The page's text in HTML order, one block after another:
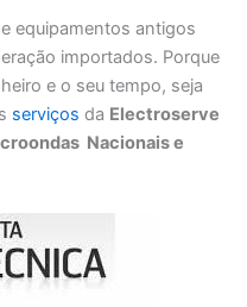
equipamentos antigos
importados. Porque
e o seu tempo, seja
serviços da Electroserve
Nacionais e